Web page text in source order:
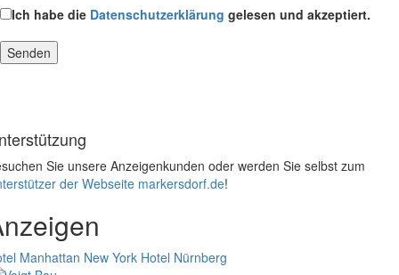
Ich habe die Datenschutzerklärung gelesen und akzeptiert.
Sie unsere Anzeigenkunden oder werden Sie selbst zum
der Webseite markersdorf.de!
Manhattan New York Hotel Nürnberg